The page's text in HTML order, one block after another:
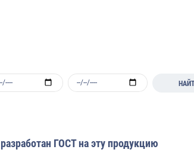
ГОСТ на эту продукцию